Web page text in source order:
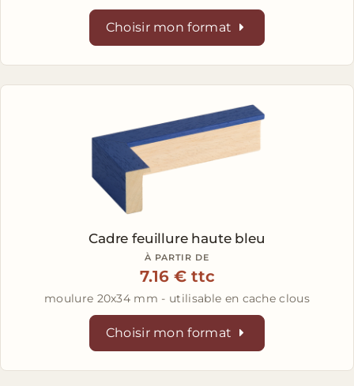
Choisir mon format
Cadre feuillure haute bleu
À PARTIR DE
7.16 € ttc
moulure 20x34 mm - utilisable en cache clous
Choisir mon format